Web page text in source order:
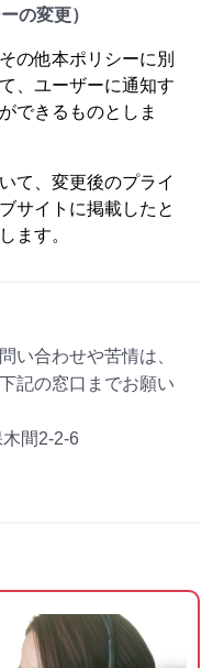
の変更）
の他本ポリシーに別
、ユーザーに通知す
できるものとしま
て、変更後のプライ
サイトに掲載したと
ます。
い合わせや苦情は、
記の窓口までお願い
間2-2-6